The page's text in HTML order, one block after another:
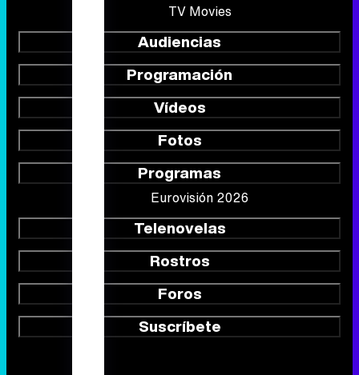
TV Movies
Audiencias
Programación
Vídeos
Fotos
Programas
Eurovisión 2026
Telenovelas
Rostros
Foros
Suscríbete